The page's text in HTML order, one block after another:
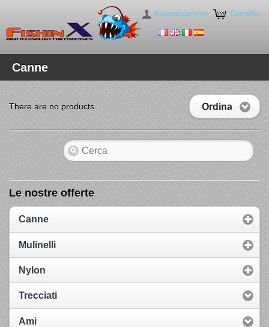
Carrello
Autenticazione
Canne
Ordina
There are no products.
Le nostre offerte
Canne
Mulinelli
Nylon
Trecciati
Ami